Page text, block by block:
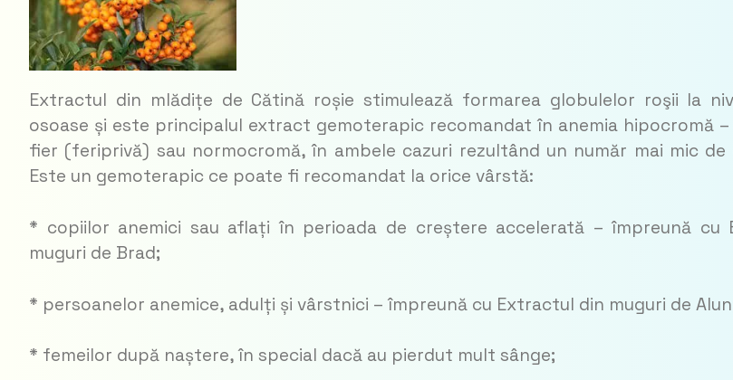
Extractul din mlădițe de Cătină roșie sti­mulea­ză formarea globulelor roşii la
osoase și este principalul extract ge­moterapic reco­mandat în anemia hipo­cro­mă
fier (fe­riprivă) sau nor­mo­cromă, în ambele cazuri re­zul­tând un nu­măr mai mic de
Este un ge­mo­terapic ce poate fi recomandat la orice vârstă:
* copiilor anemici sau aflați în peri­oada de creștere accelerată – împreună cu
muguri de Brad;
* persoanelor anemice, adulți și vârst­nici – împreună cu Extractul din muguri de
* femeilor după naștere, în special dacă au pier­dut mult sânge;